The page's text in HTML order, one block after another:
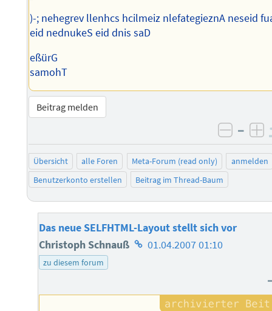
)-; nehegrev llenhcs hcilmeiz nlefategieznA neseid
eid nednukeS eid dnis saD
eßürG
samohT
Beitrag melden
–
Übersicht alle Foren Meta-Forum (read only)
anmelden
Benutzerkonto erstellen
Beitrag im Thread-Baum
Das neue SELFHTML-Layout stellt sich vor
Christoph Schnauß Homepage
01.04.2007 01:10
zu diesem forum